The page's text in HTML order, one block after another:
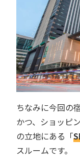
ちなみに今回の
かつ、ショッピ
の立地にある「
スルームです。